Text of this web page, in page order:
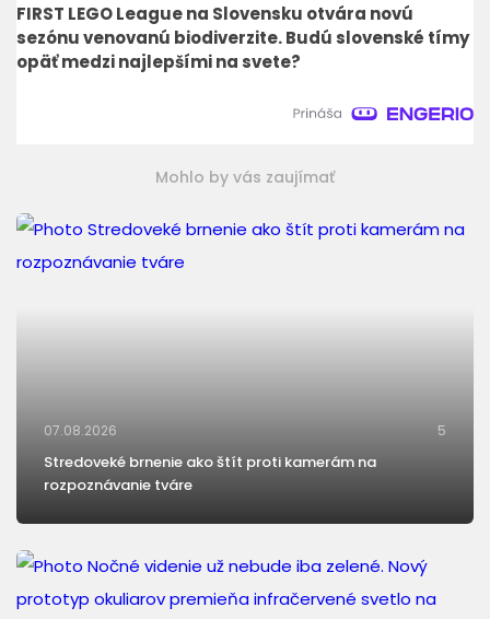
FIRST LEGO League na Slovensku otvára novú
sezónu venovanú biodiverzite. Budú slovenské tímy
opäť medzi najlepšími na svete?
Mohlo by vás zaujímať
07.08.2026 5
Stredoveké brnenie ako štít proti kamerám na
rozpoznávanie tváre